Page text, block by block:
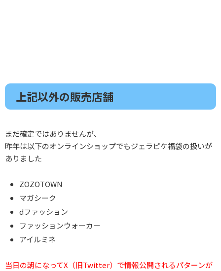
上記以外の販売店舗
まだ確定ではありませんが、
昨年は以下のオンラインショップでもジェラピケ福袋の扱いが
ありました
ZOZOTOWN
マガシーク
dファッション
ファッションウォーカー
アイルミネ
当日の朝になってX（旧Twitter）で情報公開されるパターンが